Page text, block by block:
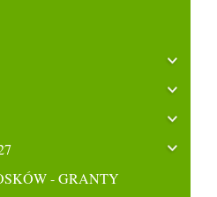
- GRANTY